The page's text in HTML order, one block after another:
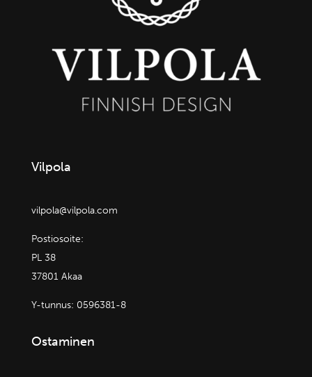
Vilpola
vilpola@vilpola.com
Postiosoite:
PL 38
37801 Akaa
Y-tunnus: 0596381-8
Ostaminen